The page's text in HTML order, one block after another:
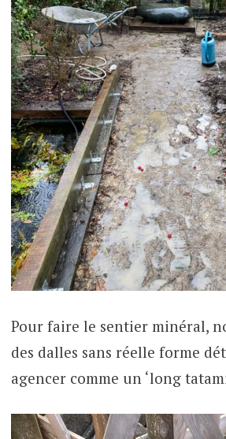
Pour faire le sentier minéral,
des dalles sans réelle forme
agencer comme un ‘long